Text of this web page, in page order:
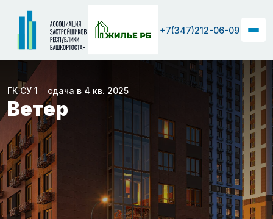
+7(347)212-06-09
ГК СУ 1 сдача в 4 кв. 2025
Ветер